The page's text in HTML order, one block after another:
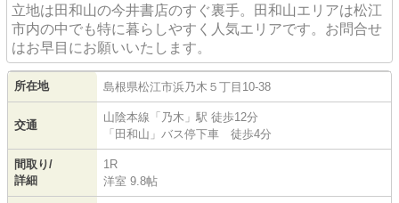
立地は田和山の今井書店のすぐ裏手。田和山エリアは松江
市内の中でも特に暮らしやすく人気エリアです。お問合せ
はお早目にお願いいたします。
所在地 島根県松江市浜乃木 ５丁目10-38
交通
山陰本線 「 乃木 」駅 徒歩12分
「田和山」バス停下車 徒歩4分
間取り/
詳細
1R
洋室 9.8帖